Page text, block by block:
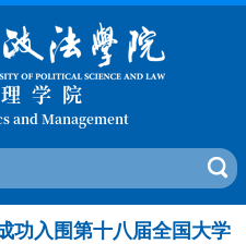
学院
and Management
功入围第十八届全国大学